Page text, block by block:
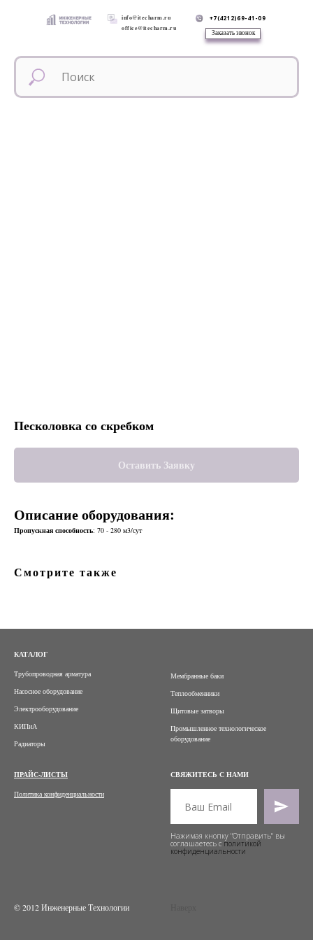
info@itecharm.ru
office@itecharm.ru
+7(4212)69-41-09
Заказать звонок
Песколовка со скребком
Оставить Заявку
Описание оборудования:
Пропускная способность: 70 - 280 м3/сут
Смотрите также
КАТАЛОГ
Трубопроводная арматура
Насосное оборудование
Электрооборудование
КИПиА
Радиаторы
Мембранные баки
Теплообменники
Щитовые затворы
Промышленное технологическое
оборудование
ПРАЙС-ЛИСТЫ
Политика конфиденциальности
СВЯЖИТЕСЬ С НАМИ
Нажимая кнопку "Отправить" вы
соглашаетесь с политикой
конфиденциальности
© 2012 Инженерные Технологии